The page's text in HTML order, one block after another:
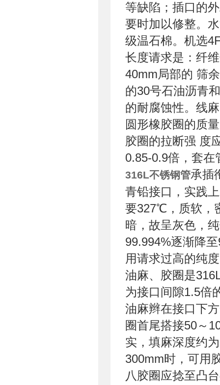
等缺陷；插口的
要时加以修整。
级温石棉。机选
长度请求是：纤
40mm局部的 筛
的30号石油沥青
的耐腐蚀性。线
圆形橡胶圈的质
胶圈的拉断强 度
0.85-0.9倍，套在
316L不锈钢管承插
青铅接口，实践
要327℃，质软，
暗，故呈灰色，
99.994%逐渐降
用请求过高的纯
油麻、胶圈是
为接口间隙1.5倍
油麻辫在接口下
圈首尾搭接50～
实，填麻深度约
300mm时，可用
八胶圈应捻至凸